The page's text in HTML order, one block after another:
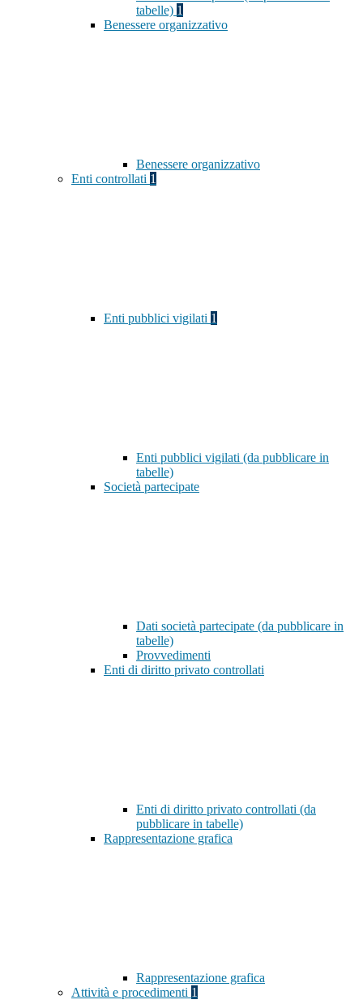
tabelle) 1
Benessere organizzativo
Benessere organizzativo
Enti controllati 1
Enti pubblici vigilati 1
Enti pubblici vigilati (da pubblicare in
tabelle)
Società partecipate
Dati società partecipate (da pubblicare in
tabelle)
Provvedimenti
Enti di diritto privato controllati
Enti di diritto privato controllati (da
pubblicare in tabelle)
Rappresentazione grafica
Rappresentazione grafica
Attività e procedimenti 1